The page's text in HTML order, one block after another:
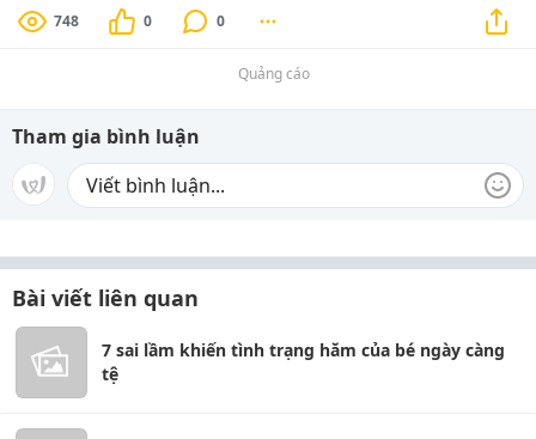
748 0 0
Quảng cáo
Tham gia bình luận
Bài viết liên quan
7 sai lầm khiến tình trạng hăm của bé ngày càng
tệ